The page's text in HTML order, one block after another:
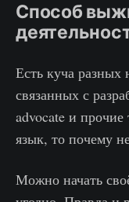
Способ
Есть куча разных
связанных с
advocate и
язык, то почему
Можно начать